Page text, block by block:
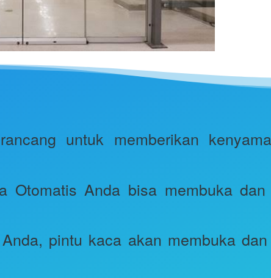
untuk memberikan
Otomatis Anda bisa membuka dan
pintu kaca akan membuka